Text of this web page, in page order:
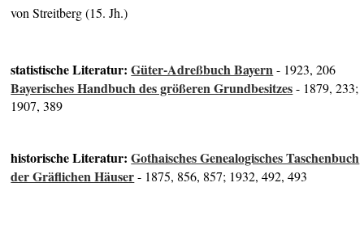
von Streitberg (15. Jh.)
statistische Literatur:Güter-Adreßbuch Bayern- 1923, 206
Bayerisches Handbuch des größeren Grundbesitzes- 1879, 233;
1907, 389
historische Literatur:Gothaisches Genealogisches Taschenbuch
der Gräflichen Häuser- 1875, 856, 857; 1932, 492, 493